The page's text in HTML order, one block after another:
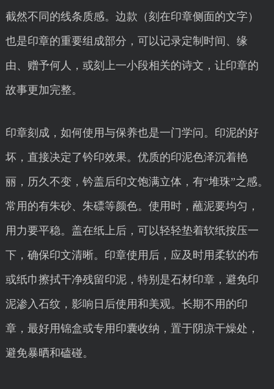
截然不同的线条质感。边款（刻在印章侧面的文字）
也是印章的重要组成部分，可以记录定制时间、缘
由、赠予何人，或刻上一小段相关的诗文，让印章的
故事更加完整。
印章刻成，如何使用与保养也是一门学问。印泥的好
坏，直接决定了钤印效果。优质的印泥色泽沉着艳
丽，历久不变，钤盖后印文饱满立体，有“堆珠”之感。
常用的有朱砂、朱磦等颜色。使用时，蘸泥要均匀，
用力要平稳。盖在纸上后，可以轻轻垫着软纸按压一
下，确保印文清晰。印章使用后，应及时用柔软的布
或纸巾擦拭干净残留印泥，特别是石材印章，避免印
泥渗入石纹，影响日后使用和美观。长期不用的印
章，最好用锦盒或专用印囊收纳，置于阴凉干燥处，
避免暴晒和磕碰。